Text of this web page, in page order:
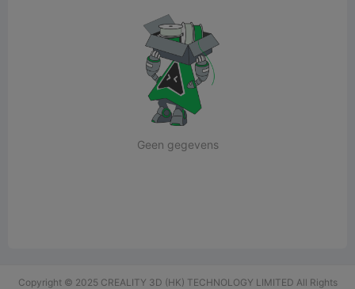
Geen gegevens
Copyright © 2025 CREALITY 3D (HK) TECHNOLOGY LIMITED All Rights